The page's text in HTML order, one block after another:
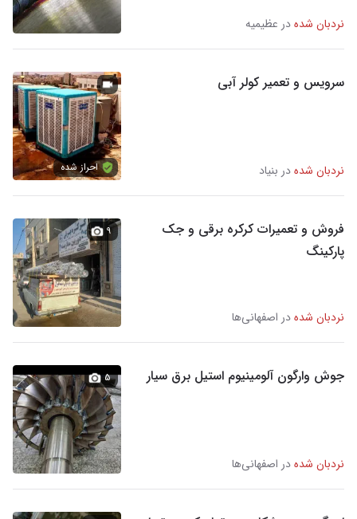
نردبان شدهدر عظیمیه
سرویس و تعمیر کولر آبی
نردبان شدهدر بنیاد احراز شده
فروش و تعمیرات کرکره برقی و جک
پارکینگ
نردبان شدهدر اصفهانی‌ها
۹
جوش وارگون آلومینیوم استیل برق سیار
نردبان شدهدر اصفهانی‌ها
۵